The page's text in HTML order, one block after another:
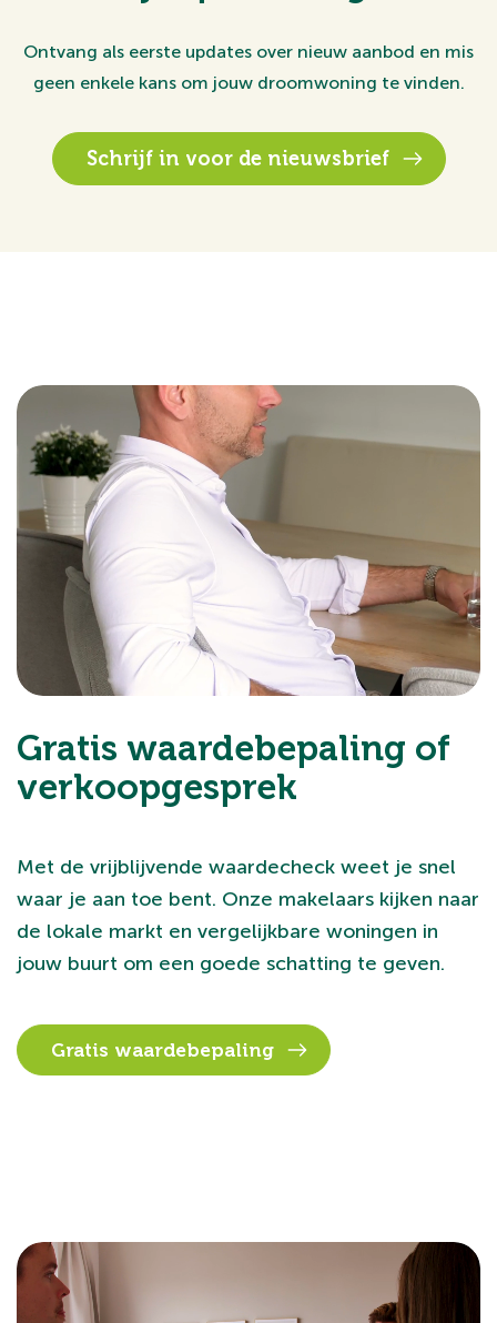
Ontvang als eerste updates over nieuw aanbod en mis
geen enkele kans om jouw droomwoning te vinden.
Schrijf in voor de nieuwsbrief
Gratis waardebepaling of
verkoopgesprek
Met de vrijblijvende waardecheck weet je snel
waar je aan toe bent. Onze makelaars kijken naar
de lokale markt en vergelijkbare woningen in
jouw buurt om een goede schatting te geven.
Gratis waardebepaling